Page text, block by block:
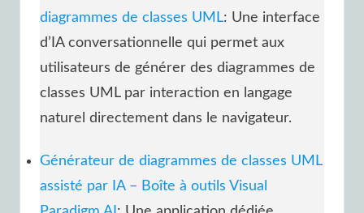
diagrammes de classes UML: Une interface
d’IA conversationnelle qui permet aux
utilisateurs de générer des diagrammes de
classes UML par interaction en langage
naturel directement dans le navigateur.
Générateur de diagrammes de classes UML
assisté par IA – Boîte à outils Visual